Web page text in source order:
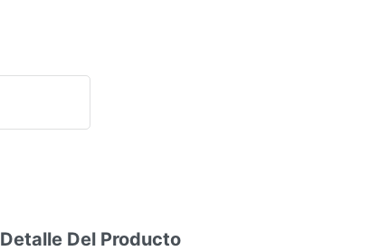
Detalle Del Producto